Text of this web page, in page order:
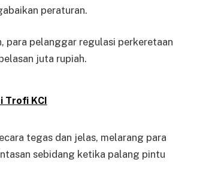
peraturan.
para pelanggar regulasi perkeretaan
juta rupiah.
Trofi KCI
tegas dan jelas, melarang para
sebidang ketika palang pintu